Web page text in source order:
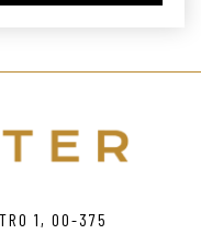
1, 00-375